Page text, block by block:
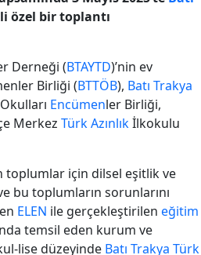
özel bir toplantı
Derneği (BTAYTD)’nin ev
Birliği (BTTÖB), Batı Trakya
Okulları Encümenler Birliği,
Merkez TürkAzınlıkİlkokulu
toplumlar için dilsel eşitlik ve
bu toplumların sorunlarını
ELEN ile gerçekleştirilen eğitim
temsil eden kurum ve
lise düzeyinde Batı Trakya Türk